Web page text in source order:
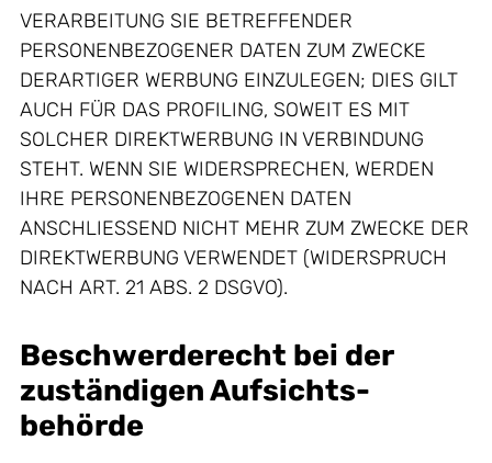
VERARBEITUNG SIE BETREFFENDER
PERSONENBEZOGENER DATEN ZUM ZWECKE
DERARTIGER WERBUNG EINZULEGEN; DIES GILT
AUCH FÜR DAS PROFILING, SOWEIT ES MIT
SOLCHER DIREKTWERBUNG IN VERBINDUNG
STEHT. WENN SIE WIDERSPRECHEN, WERDEN
IHRE PERSONENBEZOGENEN DATEN
ANSCHLIESSEND NICHT MEHR ZUM ZWECKE DER
DIREKTWERBUNG VERWENDET (WIDERSPRUCH
NACH ART. 21 ABS. 2 DSGVO).
Beschwerde­recht bei der
zuständigen Aufsichts­
behörde